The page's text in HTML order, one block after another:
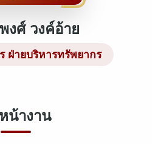
งศ์ วงค์อ้าย
ฝ่ายบริหารทรัพยากร
น้างาน